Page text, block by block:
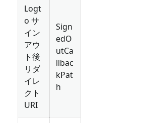
Logt
o サ
イン
アウ
ト後
リダ
イレ
クト
URI
Sign
edO
utCa
llbac
kPat
h